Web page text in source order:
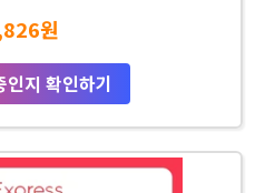
원
지 확인하기